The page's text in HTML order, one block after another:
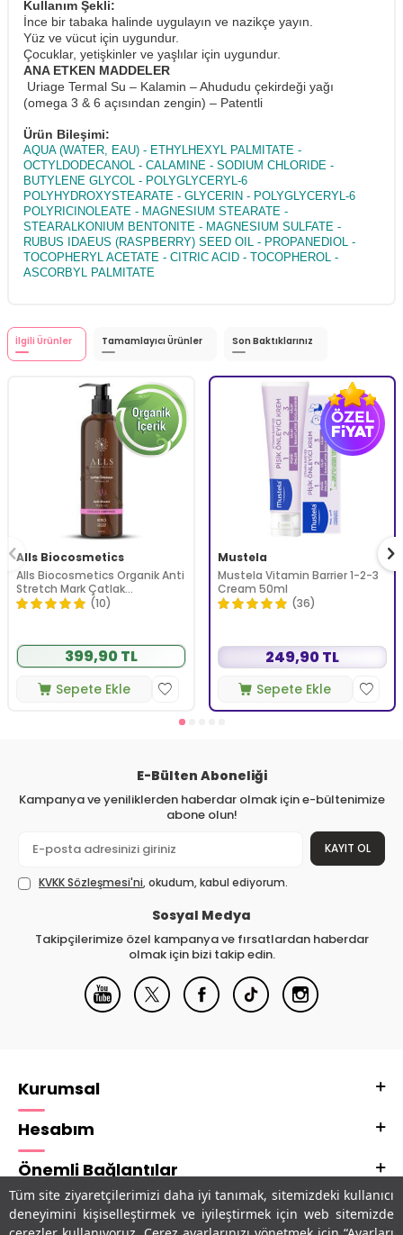
Tüm site ziyaretçilerimizi daha iyi tanımak, sitemizdeki kullanıcı
deneyimini kişiselleştirmek ve iyileştirmek için web sitemizde
Kullanım Şekli:
İnce bir tabaka halinde uygulayın ve nazikçe yayın.
Yüz ve vücut için uygundur.
Çocuklar, yetişkinler ve yaşlılar için uygundur.
ANA ETKEN MADDELER
Uriage Termal Su – Kalamin – Ahududu çekirdeği yağı
(omega 3 & 6 açısından zengin) – Patentli
Ürün Bileşimi:
AQUA (WATER, EAU) - ETHYLHEXYL PALMITATE -
OCTYLDODECANOL - CALAMINE - SODIUM CHLORIDE -
BUTYLENE GLYCOL - POLYGLYCERYL-6
POLYHYDROXYSTEARATE - GLYCERIN - POLYGLYCERYL-6
POLYRICINOLEATE - MAGNESIUM STEARATE -
STEARALKONIUM BENTONITE - MAGNESIUM SULFATE -
RUBUS IDAEUS (RASPBERRY) SEED OIL - PROPANEDIOL -
TOCOPHERYL ACETATE - CITRIC ACID - TOCOPHEROL -
ASCORBYL PALMITATE
İlgili Ürünler Tamamlayıcı Ürünler Son Baktıklarınız
Alls Biocosmetics
Alls Biocosmetics Organik Anti
Stretch Mark Çatlak
Önlemeye Yardımcı Jel 350 ml
(10)
399,90 TL
Sepete Ekle
Mustela
Mustela Vitamin Barrier 1-2-3
Cream 50ml
(36)
249,90 TL
Sepete Ekle
E-Bülten Aboneliği
Kampanya ve yeniliklerden haberdar olmak için e-bültenimize
abone olun!
KAYIT OL
KVKK Sözleşmesi'ni, okudum, kabul ediyorum.
Sosyal Medya
Takipçilerimize özel kampanya ve fırsatlardan haberdar
olmak için bizi takip edin.
Kurumsal
Hesabım
Önemli Bağlantılar
Adres & İletişim